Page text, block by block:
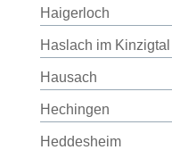
Haigerloch
Haslach im Kinzigtal
Hausach
Hechingen
Heddesheim